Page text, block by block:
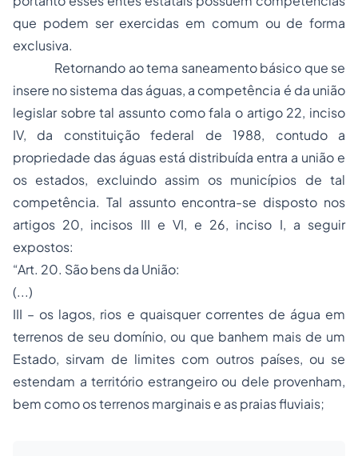
que podem ser exercidas em comum ou de forma
exclusiva.
Retornando ao tema saneamento básico que se
insere no sistema das águas, a competência é da união
legislar sobre tal assunto como fala o artigo 22, inciso
IV, da constituição federal de 1988, contudo a
propriedade das águas está distribuída entra a união e
os estados, excluindo assim os municípios de tal
competência. Tal assunto encontra-se disposto nos
artigos 20, incisos III e VI, e 26, inciso I, a seguir
expostos:
“Art. 20. São bens da União:
(...)
III – os lagos, rios e quaisquer correntes de água em
terrenos de seu domínio, ou que banhem mais de um
Estado, sirvam de limites com outros países, ou se
estendam a território estrangeiro ou dele provenham,
bem como os terrenos marginais e as praias fluviais;